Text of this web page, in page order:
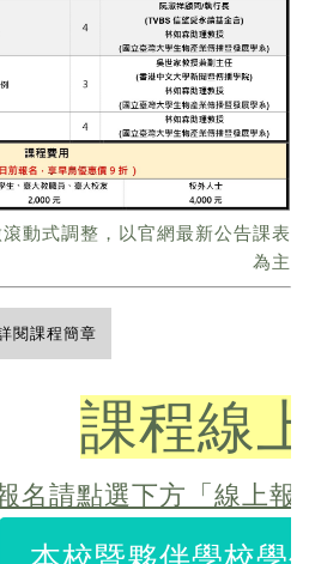
動式調整，以官網最新公告課表
為主
閱課程簡章
課程線
名請點選下方「線上報